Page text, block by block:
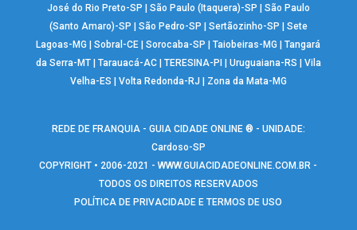
José do Rio Preto-SP
São Paulo (Itaquera)-SP
São Paulo
(Santo Amaro)-SP
São Pedro-SP Sertãozinho-SP
Sete
Lagoas-MG
|Sobral-CE |Sorocaba-SP |Taiobeiras-MG |Tangará
da Serra-MT| Tarauacá-AC| TERESINA-PI Uruguaiana-RS
Vila
Velha-ES
Volta Redonda-RJ Zona da Mata-MG
REDE DE FRANQUIA - GUIA CIDADE ONLINE ® - UNIDADE:
Cardoso-SP
COPYRIGHT • 2006-2021 -WWW.GUIACIDADEONLINE.COM.BR -
TODOS OS DIREITOS RESERVADOS
POLÍTICA DE PRIVACIDADE E TERMOS DE USO